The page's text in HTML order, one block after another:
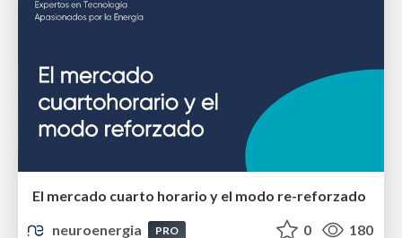
El mercado cuarto horario y el modo re-reforzado
neuroenergia
PRO 0 180